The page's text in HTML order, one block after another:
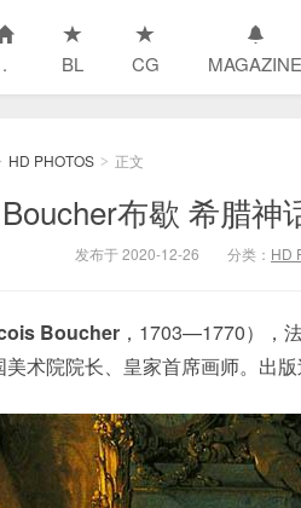
. BL CG MAGAZINE
HD PHOTOS > 正文
布歇 希腊
发布于 2020-12-26 分类： HD
Boucher ，1703—1770），
术院院长、皇家首席画师。出版